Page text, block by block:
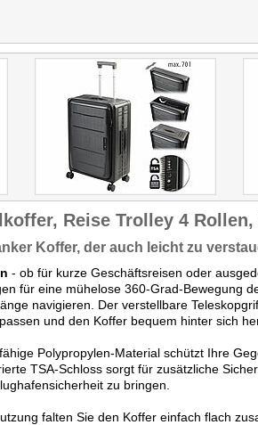
Reise Trolley 4
Koffer, der auch leicht zu
- ob für kurze Geschäftsreisen oder
für eine mühelose 360-Grad-Bewegung
navigieren. Der verstellbare
und den Koffer bequem hinter sich
Polypropylen-Material schützt Ihre
TSA-Schloss sorgt für zusätzliche
zu bringen.
falten Sie den Koffer einfach flach